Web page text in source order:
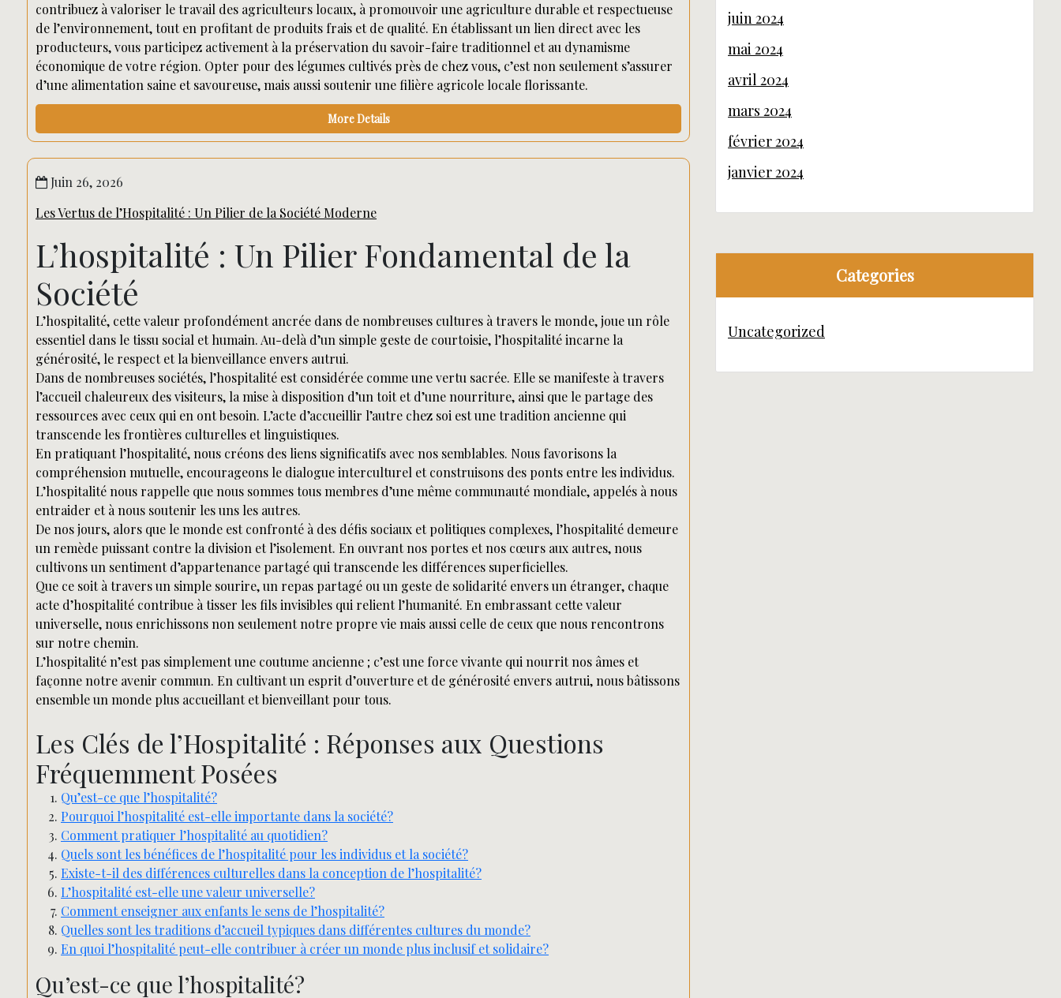
contribuez à valoriser le travail des agriculteurs locaux, à promouvoir une agriculture durable et respectueuse
de l’environnement, tout en profitant de produits frais et de qualité. En établissant un lien direct avec les
producteurs, vous participez activement à la préservation du savoir-faire traditionnel et au dynamisme
économique de votre région. Opter pour des légumes cultivés près de chez vous, c’est non seulement s’assurer
d’une alimentation saine et savoureuse, mais aussi soutenir une filière agricole locale florissante.
More Details
Juin 26, 2026
Les Vertus de l’Hospitalité : Un Pilier de la Société Moderne
L’hospitalité : Un Pilier Fondamental de la
Société
L’hospitalité, cette valeur profondément ancrée dans de nombreuses cultures à travers le monde, joue un rôle
essentiel dans le tissu social et humain. Au-delà d’un simple geste de courtoisie, l’hospitalité incarne la
générosité, le respect et la bienveillance envers autrui.
Dans de nombreuses sociétés, l’hospitalité est considérée comme une vertu sacrée. Elle se manifeste à travers
l’accueil chaleureux des visiteurs, la mise à disposition d’un toit et d’une nourriture, ainsi que le partage des
ressources avec ceux qui en ont besoin. L’acte d’accueillir l’autre chez soi est une tradition ancienne qui
transcende les frontières culturelles et linguistiques.
En pratiquant l’hospitalité, nous créons des liens significatifs avec nos semblables. Nous favorisons la
compréhension mutuelle, encourageons le dialogue interculturel et construisons des ponts entre les individus.
L’hospitalité nous rappelle que nous sommes tous membres d’une même communauté mondiale, appelés à nous
entraider et à nous soutenir les uns les autres.
De nos jours, alors que le monde est confronté à des défis sociaux et politiques complexes, l’hospitalité demeure
un remède puissant contre la division et l’isolement. En ouvrant nos portes et nos cœurs aux autres, nous
cultivons un sentiment d’appartenance partagé qui transcende les différences superficielles.
Que ce soit à travers un simple sourire, un repas partagé ou un geste de solidarité envers un étranger, chaque
acte d’hospitalité contribue à tisser les fils invisibles qui relient l’humanité. En embrassant cette valeur
universelle, nous enrichissons non seulement notre propre vie mais aussi celle de ceux que nous rencontrons
sur notre chemin.
L’hospitalité n’est pas simplement une coutume ancienne ; c’est une force vivante qui nourrit nos âmes et
façonne notre avenir commun. En cultivant un esprit d’ouverture et de générosité envers autrui, nous bâtissons
ensemble un monde plus accueillant et bienveillant pour tous.
Les Clés de l’Hospitalité : Réponses aux Questions
Fréquemment Posées
Qu’est-ce que l’hospitalité?
Pourquoi l’hospitalité est-elle importante dans la société?
Comment pratiquer l’hospitalité au quotidien?
Quels sont les bénéfices de l’hospitalité pour les individus et la société?
Existe-t-il des différences culturelles dans la conception de l’hospitalité?
L’hospitalité est-elle une valeur universelle?
Comment enseigner aux enfants le sens de l’hospitalité?
Quelles sont les traditions d’accueil typiques dans différentes cultures du monde?
En quoi l’hospitalité peut-elle contribuer à créer un monde plus inclusif et solidaire?
Qu’est-ce que l’hospitalité?
juin 2024
mai 2024
avril 2024
mars 2024
février 2024
janvier 2024
Categories
Uncategorized